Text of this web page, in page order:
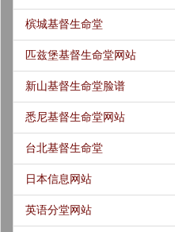
槟城基督生命堂
匹兹堡基督生命堂网站
新山基督生命堂脸谱
悉尼基督生命堂网站
台北基督生命堂
日本信息网站
英语分堂网站